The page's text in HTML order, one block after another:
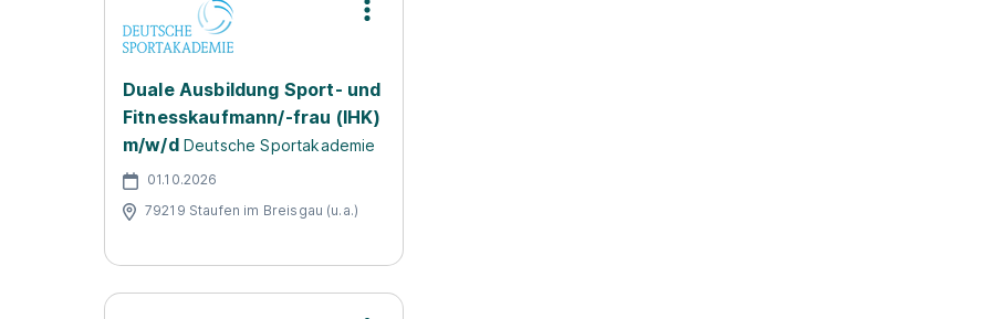
Duale Ausbildung Sport- und
Fitnesskaufmann/-frau (IHK)
m/w/d Deutsche Sportakademie
01.10.2026
79219 Staufen im Breisgau (u.a.)